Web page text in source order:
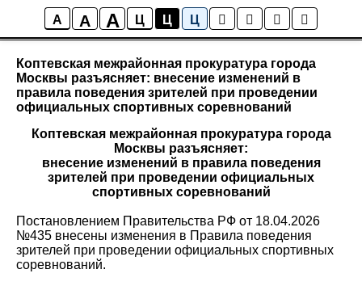
A A A Ц Ц Ц
Новости района Коптево
Коптевская межрайонная прокуратура города
Москвы разъясняет: внесение изменений в
правила поведения зрителей при проведении
официальных спортивных соревнований
Коптевская межрайонная прокуратура города
Москвы разъясняет:
внесение изменений в правила поведения
зрителей при проведении официальных
спортивных соревнований
Постановлением Правительства РФ от 18.04.2026
№435 внесены изменения в Правила поведения
зрителей при проведении официальных спортивных
соревнований.